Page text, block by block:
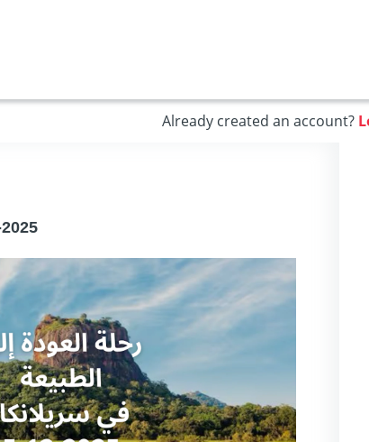
Already created an account?